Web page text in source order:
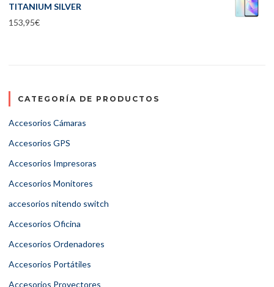
TITANIUM SILVER
153,95€
CATEGORÍA DE PRODUCTOS
Accesorios Cámaras
Accesorios GPS
Accesorios Impresoras
Accesorios Monitores
accesorios nitendo switch
Accesorios Oficina
Accesorios Ordenadores
Accesorios Portátiles
Accesorios Proyectores